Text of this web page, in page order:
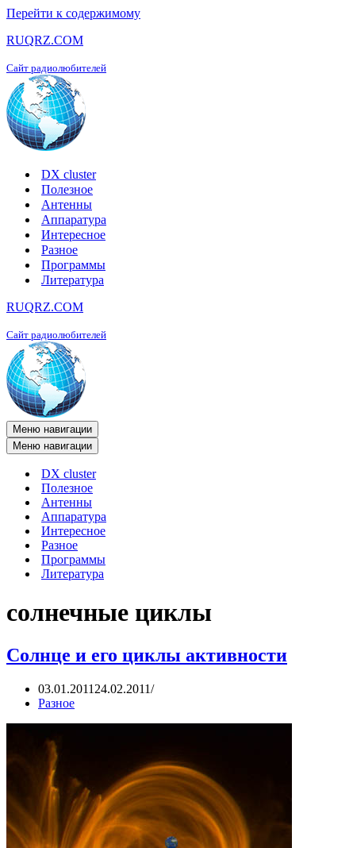
Перейти к содержимому
RUQRZ.COM
Сайт радиолюбителей
DX cluster
Полезное
Антенны
Аппаратура
Интересное
Разное
Программы
Литература
RUQRZ.COM
Сайт радиолюбителей
Меню навигации
Меню навигации
DX cluster
Полезное
Антенны
Аппаратура
Интересное
Разное
Программы
Литература
солнечные циклы
Солнце и его циклы активности
03.01.2011 24.02.2011
Разное